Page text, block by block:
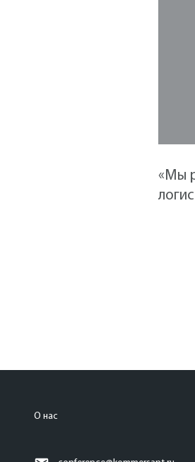
«Мы
О нас